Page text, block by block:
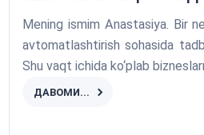
Mening ismim Anastasiya. Bir
avtomatlashtirish sohasida
Shu vaqt ichida ko‘plab
ДАВОМИ...